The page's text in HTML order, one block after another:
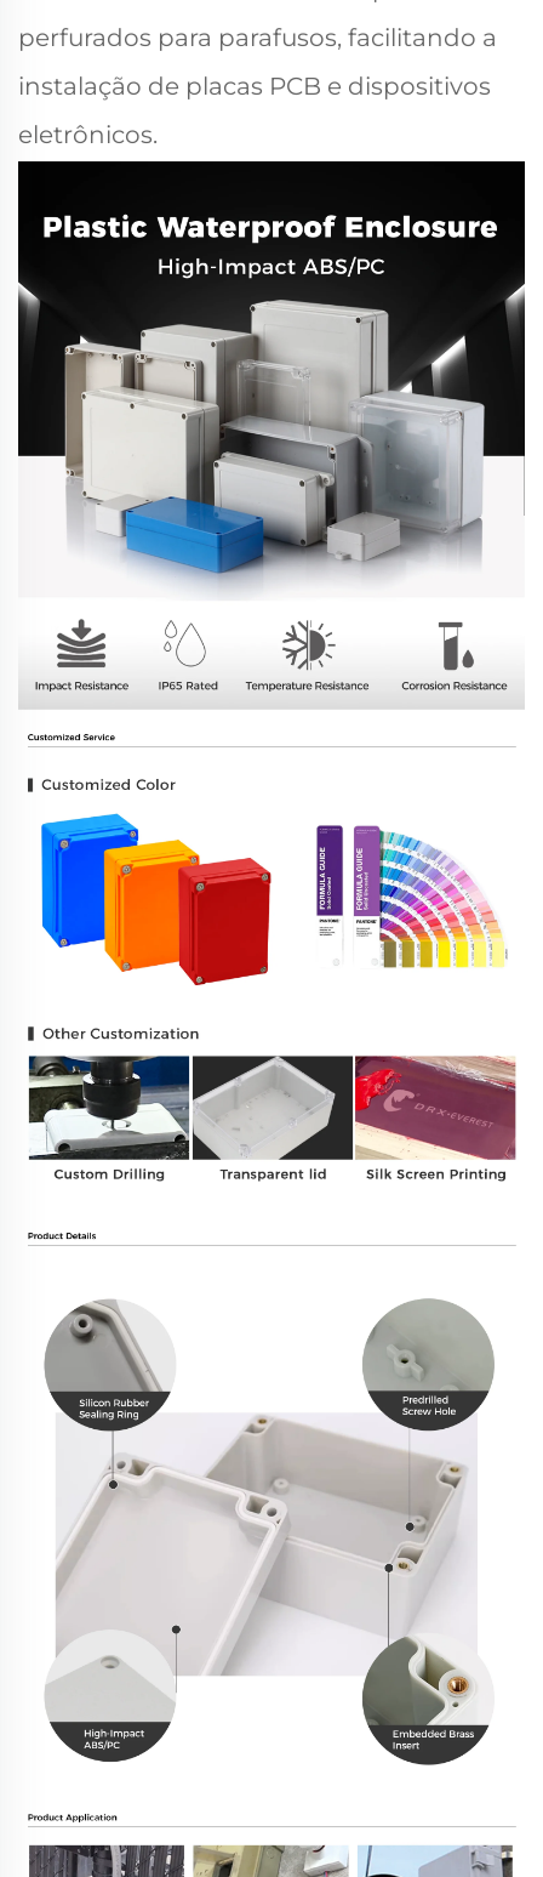
perfurados para parafusos, facilitando a
instalação de placas PCB e dispositivos
eletrônicos.